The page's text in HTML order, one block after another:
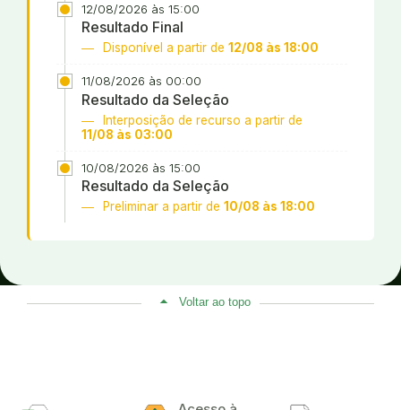
12/08/2026 às 15:00
Resultado Final
Disponível a partir de 12/08 às 18:00
11/08/2026 às 00:00
Resultado da Seleção
Interposição de recurso a partir de
11/08 às 03:00
10/08/2026 às 15:00
Resultado da Seleção
Preliminar a partir de 10/08 às 18:00
Voltar ao topo